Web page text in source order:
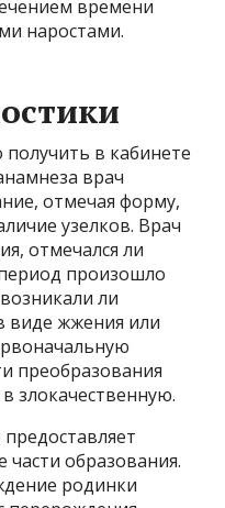
времени
наростами.
в кабинете
врач
отмечая форму,
узелков. Врач
отмечался ли
произошло
ли
виде жжения или
преобразования
злокачественную.
части образования.
родинки